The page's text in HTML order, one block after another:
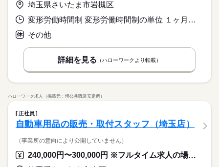
埼玉県さいたま市岩槻区
変形労働時間制 変形労働時間制の単位 １ヶ月単位 就業時間１ 8時30分〜18時30分 就業時間２ 12時30分〜21時30分 就業時間に関する特記事項 シフト制
その他
詳細を見る （ハローワークより転載）
ハローワーク求人（掲載元：堺公共職業安定所）
正社員
自動車用品の販売・取付スタッフ（埼玉店）
（事業所の意向により公開していません）
240,000円〜300,000円 ※フルタイム求人の場合は月額（換算額）、パート求人の場合は時間額を表示しています。